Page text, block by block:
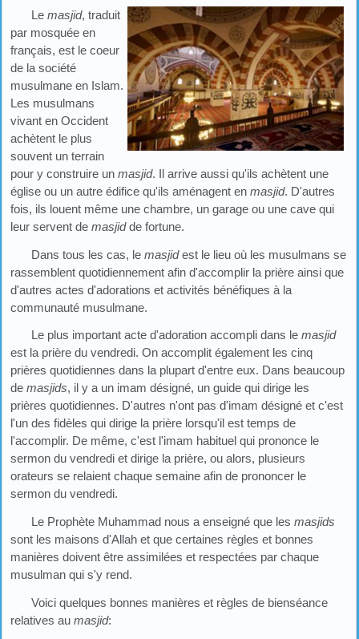
Lemasjid, traduit
par mosquée en
français, est le coeur
de la société
musulmane en Islam.
Les musulmans
vivant en Occident
achètent le plus
souvent un terrain
pour y construire un masjid. Il arrive aussi qu'ils achètent une
église ou un autre édifice qu'ils aménagent en masjid. D'autres
fois, ils louent même une chambre, un garage ou une cave qui
leur servent de masjidde fortune.
Dans tous les cas, lemasjidest le lieu où les musulmans se
rassemblent quotidiennement afin d'accomplir la prière ainsi que
d'autres actes d'adorations et activités bénéfiques à la
communauté musulmane.
Le plus important acte d'adoration accompli dans lemasjid
est la prière du vendredi. On accomplit également les cinq
prières quotidiennes dans la plupart d'entre eux. Dans beaucoup
de masjids, il y a un imam désigné, un guide qui dirige les
prières quotidiennes. D'autres n'ont pas d'imam désigné et c'est
l'un des fidèles qui dirige la prière lorsqu'il est temps de
l'accomplir. De même, c'est l'imam habituel qui prononce le
sermon du vendredi et dirige la prière, ou alors, plusieurs
orateurs se relaient chaque semaine afin de prononcer le
sermon du vendredi.
Le Prophète Muhammad nous a enseigné que lesmasjids
sont les maisons d'Allah et que certaines règles et bonnes
manières doivent être assimilées et respectées par chaque
musulman qui s'y rend.
Voici quelques bonnes manières et règles de bienséance
relatives au masjid: